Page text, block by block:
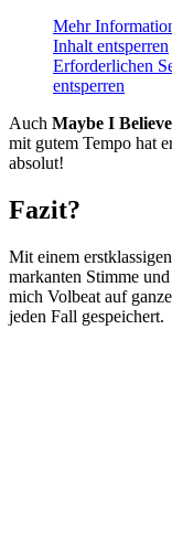
Mehr
Inhalt entsperren
Erforderlichen
entsperren
Auch Maybe I Believe
mit gutem Tempo hat
absolut!
Fazit?
Mit einem
markanten Stimme
mich Volbeat auf
jeden Fall gespeichert.